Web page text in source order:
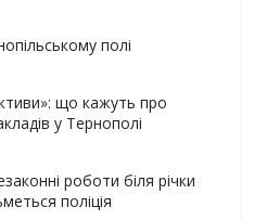
полі
що кажуть про
у Тернополі
роботи біля річки
поліція